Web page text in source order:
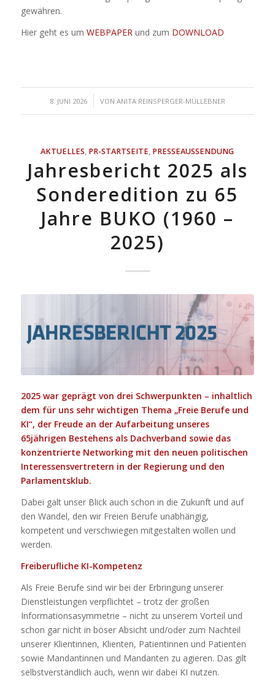
gewähren.
Hier geht es um WEBPAPER und zum DOWNLOAD
8. JUNI 2026
/ VON ANITA REINSPERGER-MÜLLEBNER
AKTUELLES, PR-STARTSEITE, PRESSEAUSSENDUNG
Jahresbericht 2025 als
Sonderedition zu 65
Jahre BUKO (1960 –
2025)
2025 war geprägt von drei Schwerpunkten – inhaltlich
dem für uns sehr wichtigen Thema „Freie Berufe und
KI“, der Freude an der Aufarbeitung unseres
65jährigen Bestehens als Dachverband sowie das
konzentrierte Networking mit den neuen politischen
Interessensvertretern in der Regierung und den
Parlamentsklub.
Dabei galt unser Blick auch schon in die Zukunft und auf
den Wandel, den wir Freien Berufe unabhängig,
kompetent und verschwiegen mitgestalten wollen und
werden.
Freiberufliche KI-Kompetenz
Als Freie Berufe sind wir bei der Erbringung unserer
Dienstleistungen verpflichtet – trotz der großen
Informationsasymmetrie – nicht zu unserem Vorteil und
schon gar nicht in böser Absicht und/oder zum Nachteil
unserer Klientinnen, Klienten, Patientinnen und Patienten
sowie Mandantinnen und Mandanten zu agieren. Das gilt
selbstverständlich auch, wenn wir dabei KI nutzen.